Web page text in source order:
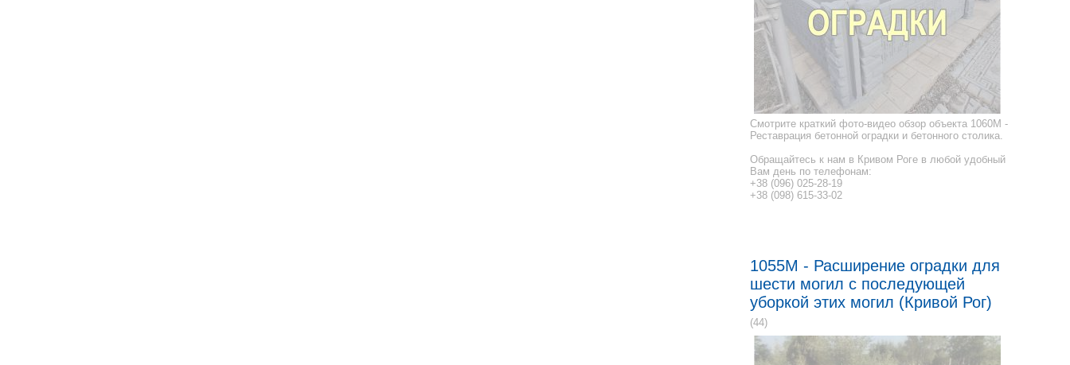
Смотрите краткий фото-видео обзор объекта 1060M -
Реставрация бетонной оградки и бетонного столика.
Обращайтесь к нам в Кривом Роге в любой удобный
Вам день по телефонам:
+38 (096) 025-28-19
+38 (098) 615-33-02
1055M - Расширение оградки для
шести могил с последующей
уборкой этих могил (Кривой Рог)
(44)